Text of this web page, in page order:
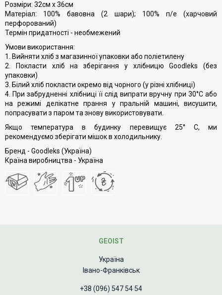
Розміри: 32см х 36см
Матеріал: 100% бавовна (2 шари); 100% п/е (харчовий
перфорований)
Термін придатності - необмежений
Умови використання:
1. Вийняти хліб з магазинної упаковки або поліетилену
2. Покласти хліб на зберігання у хлібницю Goodleks (без
упаковки)
3. Білий хліб покласти окремо від чорного (у різні хлібниці)
4. При забрудненні хлібниці її слід випрати вручну при 30°С або
на режимі делікатне прання у пральній машині, висушити,
попрасувати з паром та знову використовувати.
Якщо температура в будинку перевищує 25° C, ми
рекомендуємо зберігати мішок в холодильнику.
Бренд - Goodleks (Україна)
Країна виробництва - Україна
GEOIST
Україна
Івано-Франківськ
+38 (096) 547 54 54